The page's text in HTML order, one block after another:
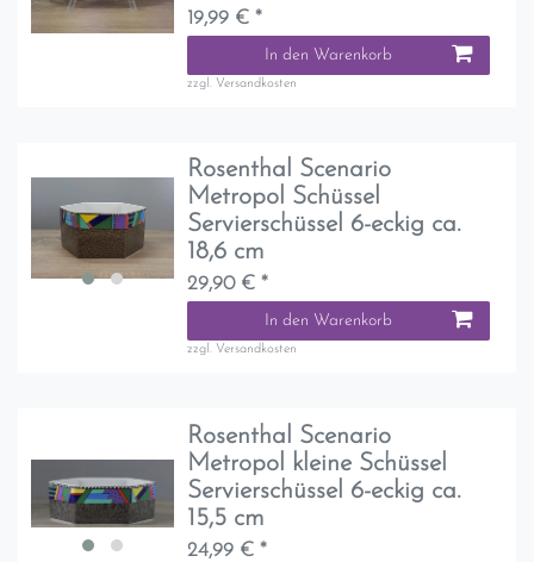
19,99 € *
In den Warenkorb
zzgl. Versandkosten
Rosenthal Scenario
Metropol Schüssel
Servierschüssel 6-eckig ca.
18,6 cm
29,90 € *
In den Warenkorb
zzgl. Versandkosten
Rosenthal Scenario
Metropol kleine Schüssel
Servierschüssel 6-eckig ca.
15,5 cm
24,99 € *